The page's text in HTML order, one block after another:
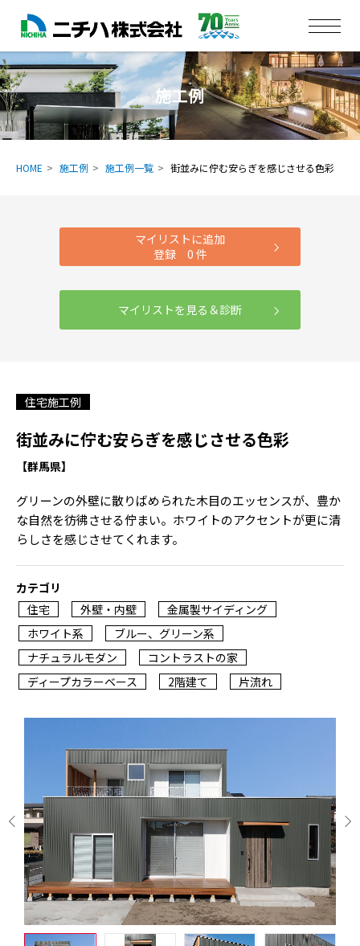
施工例
HOME 施工例 施工例一覧 街並みに佇む安らぎを感じさせる色彩
マイリストに追加
登録 0 件
マイリストを見る＆診断
住宅施工例
街並みに佇む安らぎを感じさせる色彩
【群馬県】
グリーンの外壁に散りばめられた木目のエッセンスが、豊か
な自然を彷彿させる佇まい。ホワイトのアクセントが更に清
らしさを感じさせてくれます。
カテゴリ
住宅
外壁・内壁
金属製サイディング
ホワイト系
ブルー、グリーン系
ナチュラルモダン
コントラストの家
ディープカラーベース
2階建て 片流れ